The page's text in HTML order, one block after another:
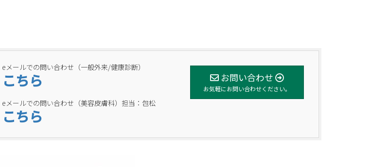
お問い合わせ
お気軽にお問い合わせください。
eメールでの問い合わせ（一般外来/健康診断）
こちら
eメールでの問い合わせ（美容皮膚科）担当：包松
こちら